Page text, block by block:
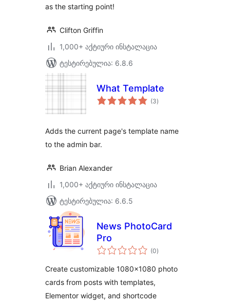
as the starting point!
Clifton Griffin
1,000+ აქტიური ინსტალაცია
ტესტირებულია: 6.8.6
What Template
(3საერთო
რეიტინგი
)
Adds the current page's template name
to the admin bar.
Brian Alexander
1,000+ აქტიური ინსტალაცია
ტესტირებულია: 6.6.5
News PhotoCard
Pro
(0საერთო
რეიტინგი
)
Create customizable 1080×1080 photo
cards from posts with templates,
Elementor widget, and shortcode